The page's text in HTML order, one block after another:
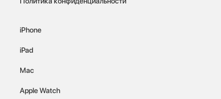
iPhone
iPad
Mac
Apple Watch